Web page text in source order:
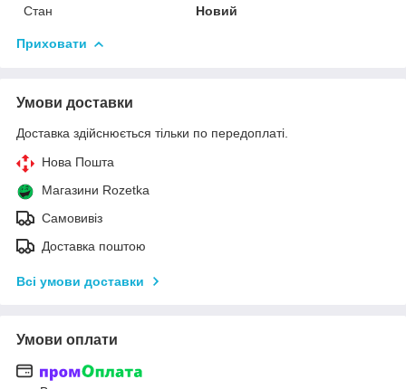
Стан
Новий
Приховати
Умови доставки
Доставка здійснюється тільки по передоплаті.
Нова Пошта
Магазини Rozetka
Самовивіз
Доставка поштою
Всі умови доставки
Умови оплати